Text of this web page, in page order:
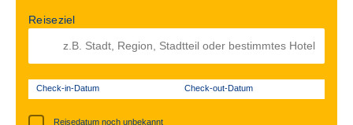
Reiseziel
Check-in-Datum Check-out-Datum
Reisedatum noch unbekannt